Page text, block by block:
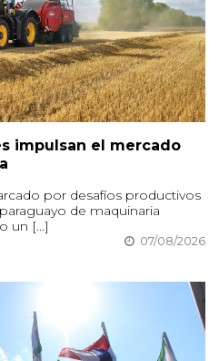
impulsan el mercado
por desafíos productivos
de maquinaria
un [...]
07/08/2026